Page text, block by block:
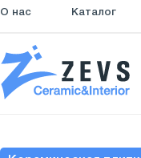
О нас Каталог